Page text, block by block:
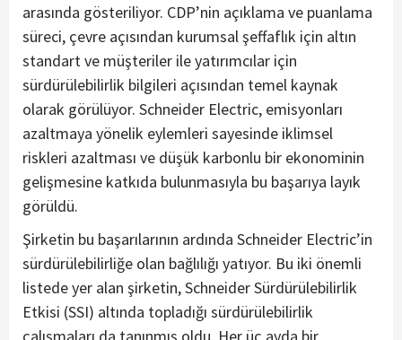
arasında gösteriliyor. CDP’nin açıklama ve puanlama
süreci, çevre açısından kurumsal şeffaflık için altın
standart ve müşteriler ile yatırımcılar için
sürdürülebilirlik bilgileri açısından temel kaynak
olarak görülüyor. Schneider Electric, emisyonları
azaltmaya yönelik eylemleri sayesinde iklimsel
riskleri azaltması ve düşük karbonlu bir ekonominin
gelişmesine katkıda bulunmasıyla bu başarıya layık
görüldü.
Şirketin bu başarılarının ardında Schneider Electric’in
sürdürülebilirliğe olan bağlılığı yatıyor. Bu iki önemli
listede yer alan şirketin, Schneider Sürdürülebilirlik
Etkisi (SSI) altında topladığı sürdürülebilirlik
çalışmaları da tanınmış oldu. Her üç ayda bir